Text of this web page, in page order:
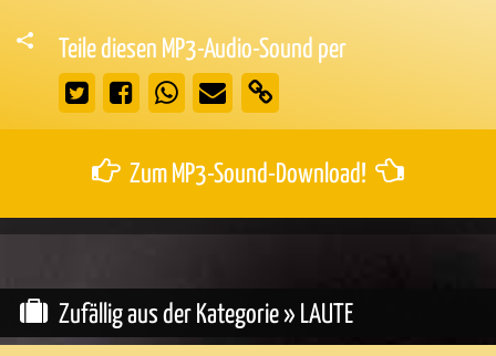
Teile diesen MP3-Audio-Sound per
Zum MP3-Sound-Download!
Zufällig aus der Kategorie » LAUTE